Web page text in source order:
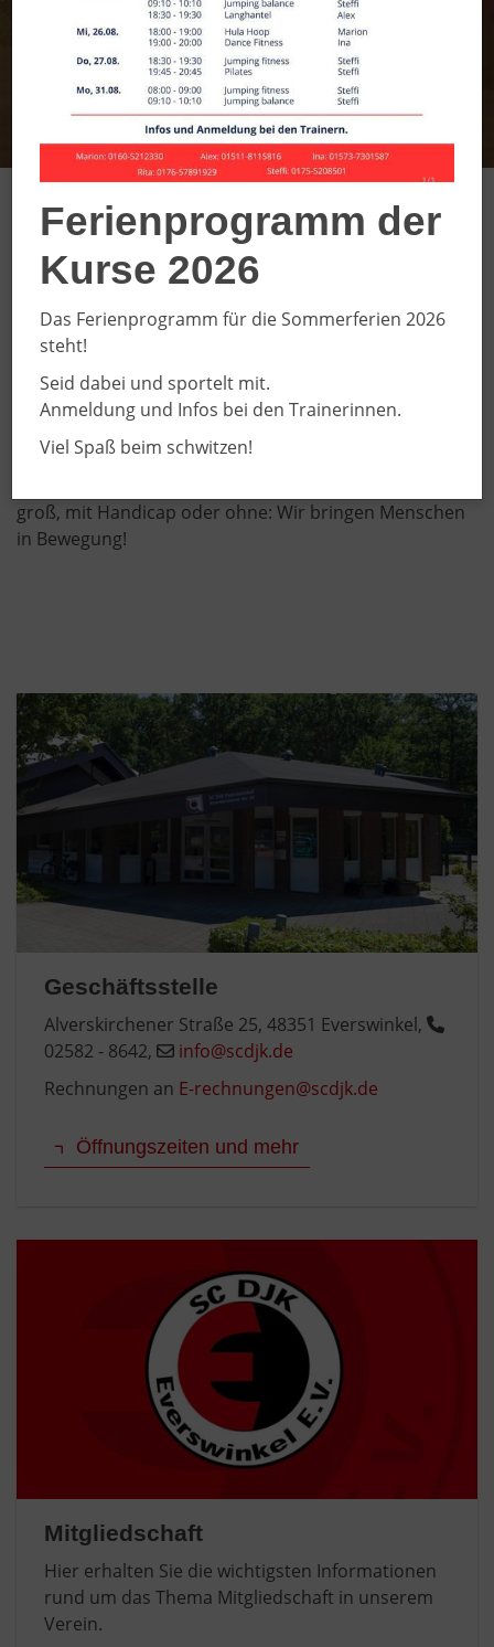
SC DJK Everswinkel
e.V.
Willkommen auf unseren
Unser Verein wurde 1908 gegründet und ist mit ca.
der Region. Unser Sportangebot richtet sich an
groß, mit Handicap oder ohne: Wir bringen Menschen
in Bewegung!
Geschäftsstelle
Alverskirchener Straße 25, 48351 Everswinkel,
02582 - 8642,
info@scdjk.de
Rechnungen an E-rechnungen@scdjk.de
Öffnungszeiten und mehr
Mitgliedschaft
Hier erhalten Sie die wichtigsten Informationen
rund um das Thema Mitgliedschaft in unserem
Verein.
Ferienprogramm der
Kurse 2026
Das Ferienprogramm für die Sommerferien 2026
steht!
Seid dabei und sportelt mit.
Anmeldung und Infos bei den Trainerinnen.
Viel Spaß beim schwitzen!